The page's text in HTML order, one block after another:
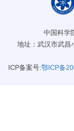
中国科学
地址：武汉市武昌
ICP备案号:鄂ICP备